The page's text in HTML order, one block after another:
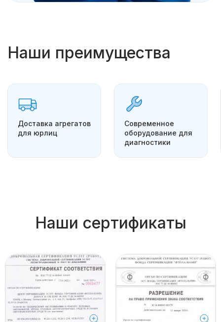
Наши преимущества
Доставка агрегатов
для юрлиц
Современное
оборудование для
диагностики
Наши сертификаты